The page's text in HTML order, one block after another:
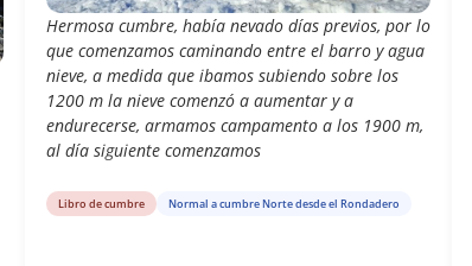
Hermosa cumbre, había nevado días previos, por lo
que comenzamos caminando entre el barro y agua
nieve, a medida que ibamos subiendo sobre los
1200 m la nieve comenzó a aumentar y a
endurecerse, armamos campamento a los 1900 m,
al día siguiente comenzamos
Libro de cumbre Normal a cumbre Norte desde el Rondadero